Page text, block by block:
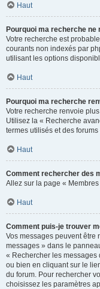
Haut
Pourquoi ma recherche ne
Votre recherche est
courants non indexés par
utilisant les options
Haut
Pourquoi ma recherche
Votre recherche renvoie
Utilisez la « Recherche
termes utilisés et des
Haut
Comment rechercher des
Allez sur la page «
Haut
Comment puis-je trouver
Vos messages peuvent être
messages » dans le
« Rechercher les messages
ou bien en cliquant sur le
du forum. Pour rechercher
choisissez les paramètres